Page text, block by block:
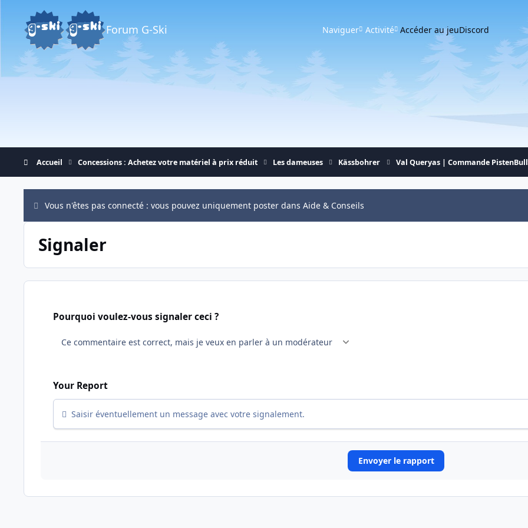
Forum G-Ski Naviguer Activité Accéder au jeuDiscord
Accueil Concessions : Achetez votre matériel à prix réduit Les dameuses Kässbohrer Val Queryas | Commande
Vous n'êtes pas connecté : vous pouvez uniquement poster dans Aide & Conseils
Signaler
Pourquoi voulez-vous signaler ceci ?
Your Report
Saisir éventuellement un message avec votre signalement.
Envoyer le rapport